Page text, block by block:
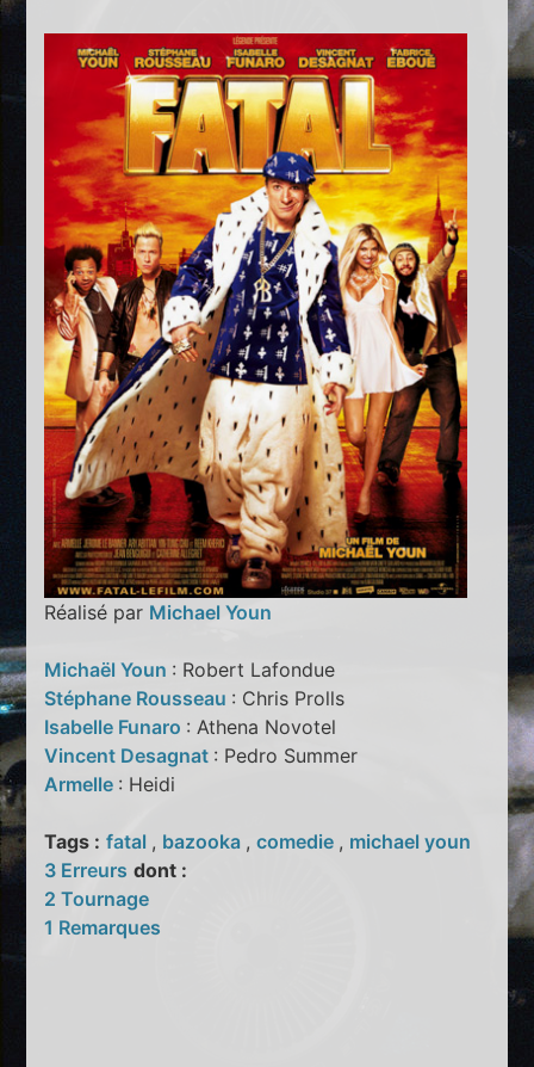
Réalisé par Michael Youn
Michaël Youn : Robert Lafondue
Stéphane Rousseau : Chris Prolls
Isabelle Funaro : Athena Novotel
Vincent Desagnat : Pedro Summer
Armelle : Heidi
Tags : fatal , bazooka ,comedie , michael youn
3 Erreurs dont :
2 Tournage
1 Remarques